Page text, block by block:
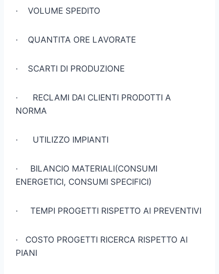
· VOLUME SPEDITO
· QUANTITA ORE LAVORATE
· SCARTI DI PRODUZIONE
· RECLAMI DAI CLIENTI PRODOTTI A
NORMA
· UTILIZZO IMPIANTI
· BILANCIO MATERIALI(CONSUMI
ENERGETICI, CONSUMI SPE­CIFICI)
· TEMPI PROGETTI RISPETTO Al PREVENTIVI
· COSTO PROGETTI RICERCA RISPETTO Al
PIANI